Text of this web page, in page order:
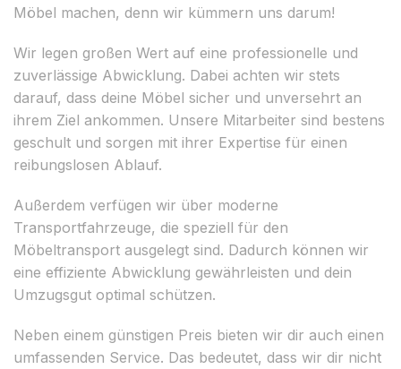
Möbel machen, denn wir kümmern uns darum!
Wir legen großen Wert auf eine professionelle und
zuverlässige Abwicklung. Dabei achten wir stets
darauf, dass deine Möbel sicher und unversehrt an
ihrem Ziel ankommen. Unsere Mitarbeiter sind bestens
geschult und sorgen mit ihrer Expertise für einen
reibungslosen Ablauf.
Außerdem verfügen wir über moderne
Transportfahrzeuge, die speziell für den
Möbeltransport ausgelegt sind. Dadurch können wir
eine effiziente Abwicklung gewährleisten und dein
Umzugsgut optimal schützen.
Neben einem günstigen Preis bieten wir dir auch einen
umfassenden Service. Das bedeutet, dass wir dir nicht